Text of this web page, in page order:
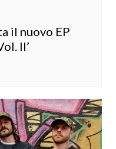
il nuovo EP
II’